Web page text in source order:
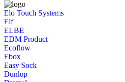
Elo Touch Systems
Elf
ELBE
EDM Product
Ecoflow
Ebox
Easy Sock
Dunlop